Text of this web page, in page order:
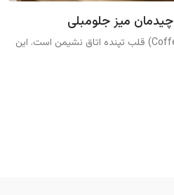
میز جلومبلی
میز جلومبلی (Coffee Table) قلب تپنده اتاق نشیمن است. این